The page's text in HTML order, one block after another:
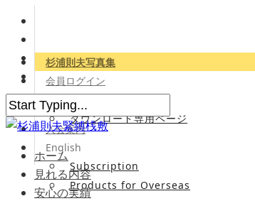
杉浦則夫写真集
会員ログイン
会員専用サイト
ダウンロード専用ページ
入会案内
English
Subscription
Products for Overseas
ホーム
見れる内容
安心の実績